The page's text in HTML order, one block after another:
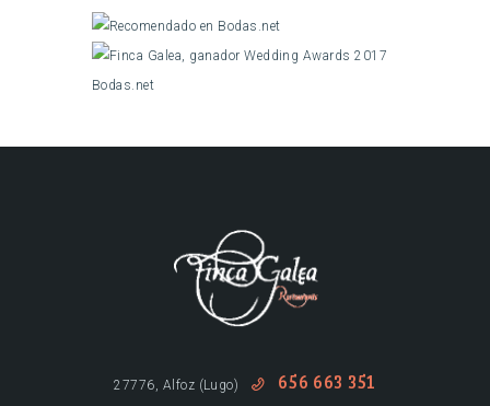
656 663 351
27776, Alfoz (Lugo)